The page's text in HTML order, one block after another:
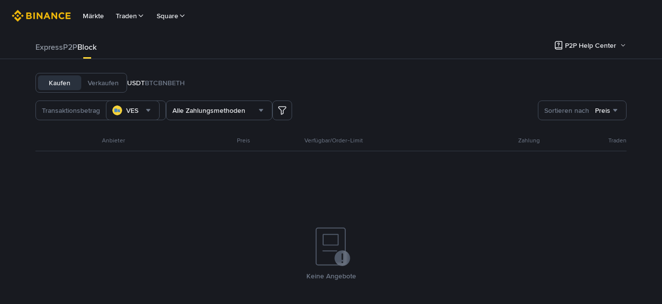
Märkte Traden Square
ExpressP2PBlock P2P Help Center
Kaufen Verkaufen USDTBTCBNBETH
VES Alle Zahlungsmethoden Sortieren nach Preis
Anbieter Preis Verfügbar/Order-Limit Zahlung Traden
Keine Angebote